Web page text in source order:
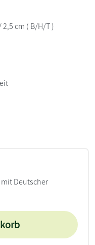
2,5 cm ( B/H/T )
Deutscher